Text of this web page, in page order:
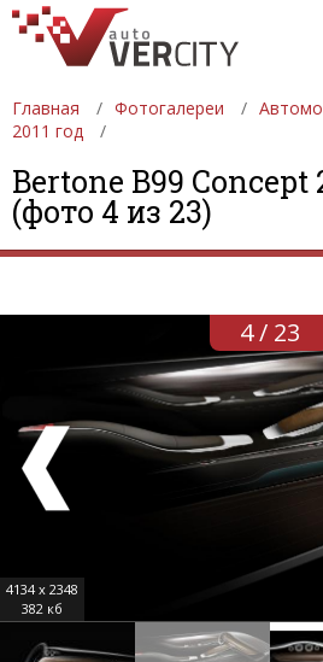
Главная Фотогалереи
2011 год
Bertone B99 Concept
(фото 4 из 23)
ФОТОГАЛЕРЕИ
АВТОСАЛОНЫ
ФОРМУЛА-1
4 / 23
4134 x 2348
382 кб